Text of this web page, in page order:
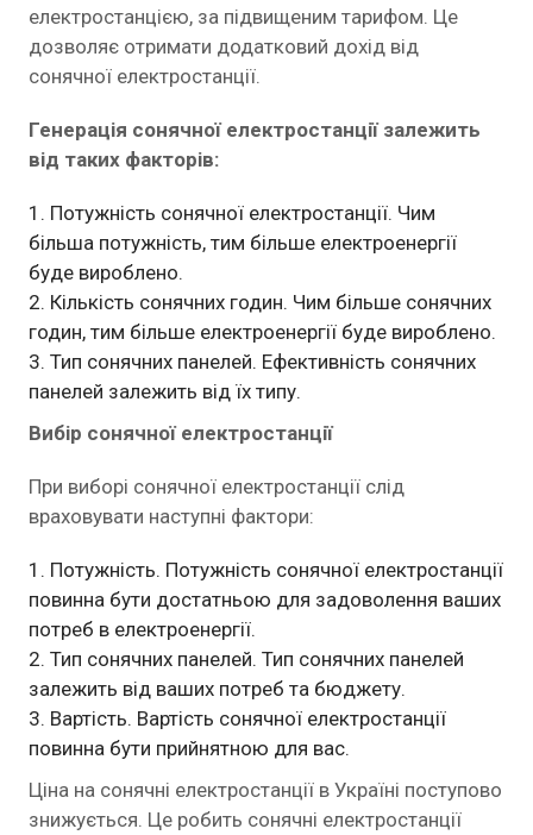
електростанцією, за підвищеним тарифом. Це
дозволяє отримати додатковий дохід від
сонячної електростанції.
Генерація сонячної електростанції залежить
від таких факторів:
Потужність сонячної електростанції. Чим
більша потужність, тим більше електроенергії
буде вироблено.
Кількість сонячних годин. Чим більше сонячних
годин, тим більше електроенергії буде вироблено.
Тип сонячних панелей. Ефективність сонячних
панелей залежить від їх типу.
Вибір сонячної електростанції
При виборі сонячної електростанції слід
враховувати наступні фактори:
Потужність. Потужність сонячної електростанції
повинна бути достатньою для задоволення ваших
потреб в електроенергії.
Тип сонячних панелей. Тип сонячних панелей
залежить від ваших потреб та бюджету.
Вартість. Вартість сонячної електростанції
повинна бути прийнятною для вас.
Ціна на сонячні електростанції в Україні поступово
знижується. Це робить сонячні електростанції